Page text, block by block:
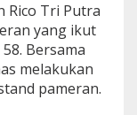
Rico Tri Putra
yang ikut
Bersama
melakukan
pameran.